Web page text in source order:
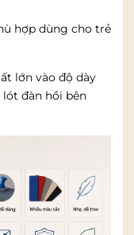
hợp dùng cho trẻ
lớn vào độ dày
đàn hồi bên